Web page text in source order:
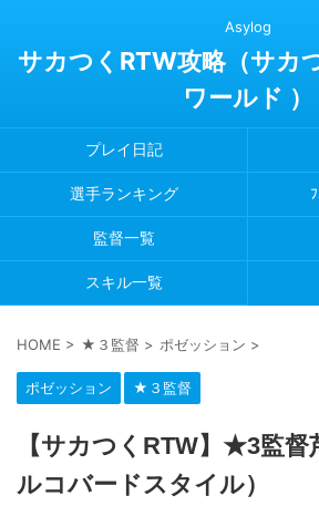
Asylog
サカつくRTW攻略（サカ
ワールド ）
プレイ日記
選手ランキング
監督一覧
スキル一覧
HOME > ★３監督 > ポゼッション >
ポゼッション ★３監督
【サカつくRTW】★3監督
ルコバードスタイル）